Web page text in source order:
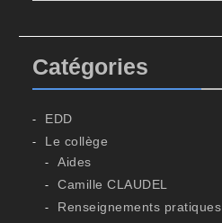
Catégories
EDD
Le collège
Aides
Camille CLAUDEL
Renseignements pratiques